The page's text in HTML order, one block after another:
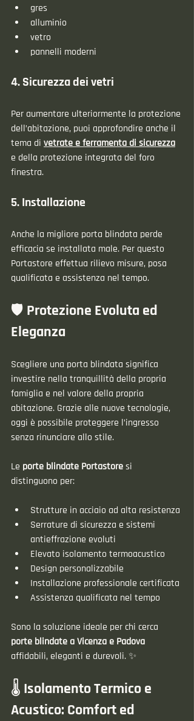
gres
alluminio
vetro
pannelli moderni
4. Sicurezza dei vetri
Per aumentare ulteriormente la protezione
dell’abitazione, puoi approfondire anche il
tema di vetrate e ferramenta di sicurezza
e della protezione integrata del foro
finestra.
5. Installazione
Anche la migliore porta blindata perde
efficacia se installata male. Per questo
Portastore effettua rilievo misure, posa
qualificata e assistenza nel tempo.
🛡️ Protezione Evoluta ed
Eleganza
Scegliere una porta blindata significa
investire nella tranquillità della propria
famiglia e nel valore della propria
abitazione. Grazie alle nuove tecnologie,
oggi è possibile proteggere l’ingresso
senza rinunciare allo stile.
Le porte blindate Portastore si
distinguono per:
Strutture in acciaio ad alta resistenza
Serrature di sicurezza e sistemi
antieffrazione evoluti
Elevato isolamento termoacustico
Design personalizzabile
Installazione professionale certificata
Assistenza qualificata nel tempo
Sono la soluzione ideale per chi cerca
porte blindate a Vicenza e Padova
affidabili, eleganti e durevoli. ✨
🌡️ Isolamento Termico e
Acustico: Comfort ed